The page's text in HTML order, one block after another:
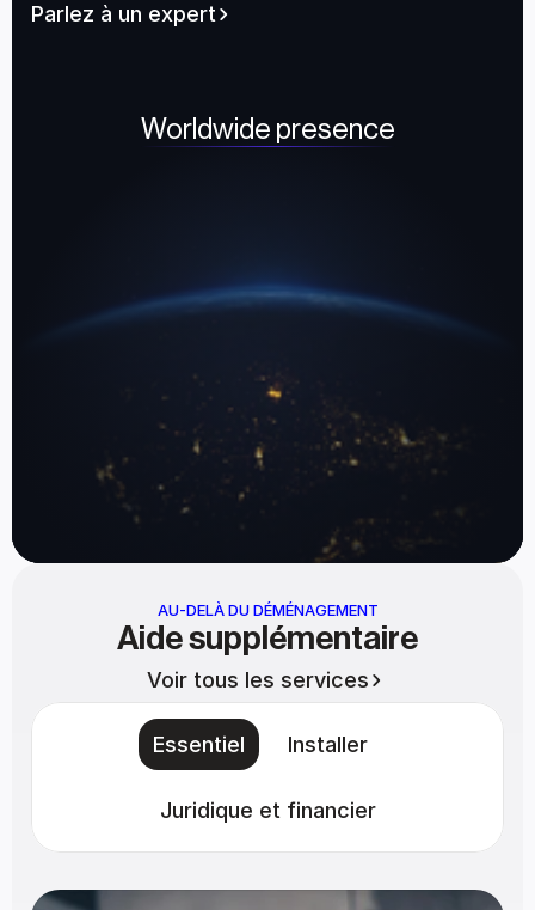
Parlez à un expert
Worldwide presence
AU-DELÀ DU DÉMÉNAGEMENT
Aide supplémentaire
Voir tous les services
Essentiel Installer
Juridique et financier